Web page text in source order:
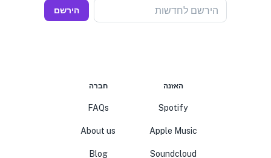
הירשם לחדשות הירשם
האזנה
Spotify
Apple Music
Soundcloud
חברה
FAQs
About us
Blog